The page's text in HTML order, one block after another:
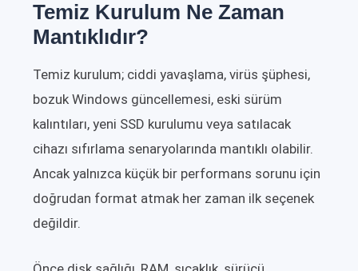
Temiz Kurulum Ne Zaman
Mantıklıdır?
Temiz kurulum; ciddi yavaşlama, virüs şüphesi,
bozuk Windows güncellemesi, eski sürüm
kalıntıları, yeni SSD kurulumu veya satılacak
cihazı sıfırlama senaryolarında mantıklı olabilir.
Ancak yalnızca küçük bir performans sorunu için
doğrudan format atmak her zaman ilk seçenek
değildir.